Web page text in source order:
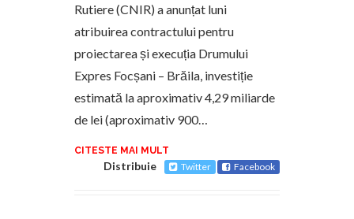
Rutiere (CNIR) a anunțat luni
atribuirea contractului pentru
proiectarea și execuția Drumului
Expres Focșani – Brăila, investiție
estimată la aproximativ 4,29 miliarde
de lei (aproximativ 900…
CITESTE MAI MULT
Distribuie Twitter Facebook